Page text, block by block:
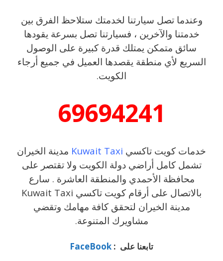
وعندما تصل سيارتنا لخدمتك ستلاحظ الفرق بين
خدمتنا والآخرين ، فسيارتنا تصل بسرعة يقودها
سائق متمكن يمتلك قدرة كبيرة على الوصول
السريع لأي منطقة يقصدها العميل في جميع أرجاء
الكويت.
69694241
خدمات كويت تاكسي Kuwait Taxi مدينة الخيران
تشمل كامل أراضي دولة الكويت ولا تقتصر على
محافظة الأحمدي والمنطقة العاشرة . سارع
بالاتصال على أرقام كويت تاكسي Kuwait Taxi
مدينة الخيران لتحقق كافة مهامك وتقضي
مشاويرك المتنوعة.
تابعنا على : FaceBook